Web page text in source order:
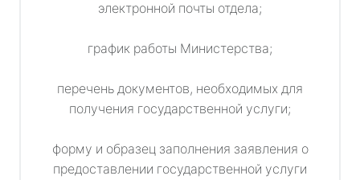
электронной почты отдела;
график работы Министерства;
перечень документов, необходимых для
получения государственной услуги;
форму и образец заполнения заявления о
предоставлении государственной услуги